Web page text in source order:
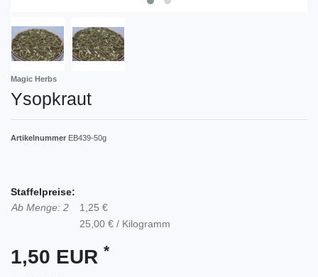
Magic Herbs
Ysopkraut
Artikelnummer EB439-50g
Staffelpreise:
Ab Menge: 2
1,25 €
25,00 € / Kilogramm
1,50 EUR *